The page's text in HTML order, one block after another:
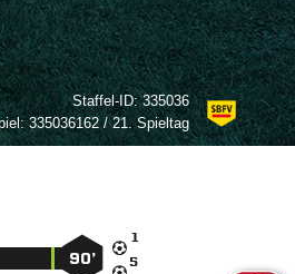
Staffel-ID:335036
335036162 / 21. Spieltag


90’